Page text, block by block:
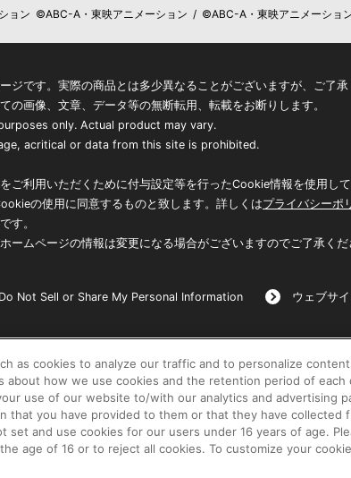
ョン ©ABC-A・東映アニメーション / ©ABC-A・東映アニメーシ
ジです。実際の商品とは多少異なることがございますが、ご了承
の画像、文章、データ等の無断転用、転載をお断りします。
only. Actual product may vary.
acritical or data from this site is prohibited.
ご利用いただくために付与設定等を行ったCookie情報を使用して
の使用に同意するものと致します。詳しくはプライバシーポ
す。
ームページの情報は変更になる場合がございますのでご了承くだ
Do Not Sell or Share My Personal Information ウェブサ
©BANDAI
コピーラ
as cookies to analyze our traffic and to personalize
about how we use cookies and the retention period of each
use of our website to/with our analytics and advertising
that you have provided to them or that they have collected
set and use cookies for our users under 16 years of age.
age of 16 or to reject all cookies. To customize your